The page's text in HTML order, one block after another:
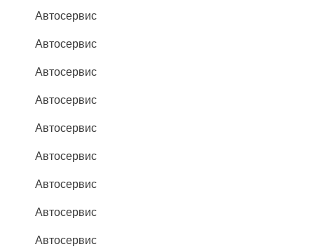
Автосервис
Автосервис
Автосервис
Автосервис
Автосервис
Автосервис
Автосервис
Автосервис
Автосервис